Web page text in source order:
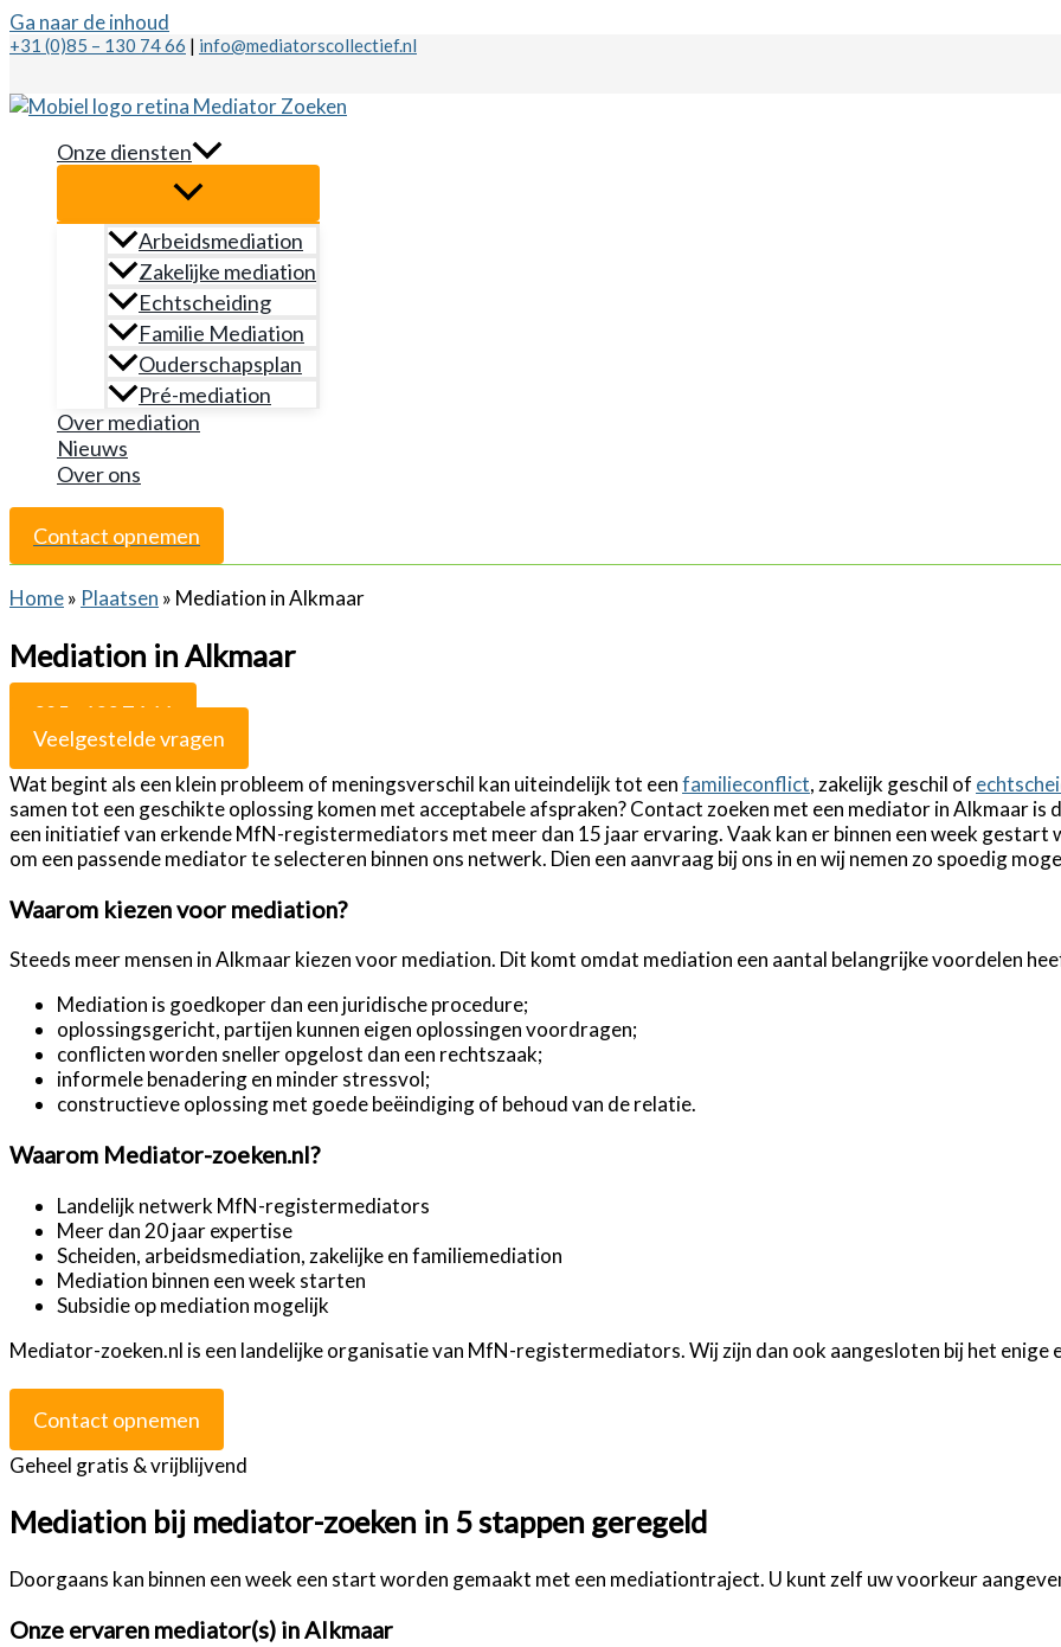
Ga naar de inhoud
+31 (0)85 – 130 74 66 | info@mediatorscollectief.nl
Onze diensten
Arbeidsmediation
Zakelijke mediation
Echtscheiding
Familie Mediation
Ouderschapsplan
Pré-mediation
Over mediation
Nieuws
Over ons
Contact opnemen
Home» Plaatsen » Mediation in Alkmaar
Mediation in Alkmaar
085 - 130 74 66
Veelgestelde vragen
Wat begint als een klein probleem of meningsverschil kan uiteindelijk tot eenfamilieconflict, zakelijk geschil of
samen tot een geschikte oplossing komen met acceptabele afspraken? Contact zoeken met een mediator in Alkmaar
een initiatief van erkende MfN-registermediators met meer dan 15 jaar ervaring. Vaak kan er binnen een week
om een passende mediator te selecteren binnen ons netwerk. Dien een aanvraag bij ons in en wij nemen zo spoedig
Waarom kiezen voor mediation?
Steeds meer mensen in Alkmaar kiezen voor mediation. Dit komt omdat mediation een aantal belangrijke voordelen
Mediation is goedkoper dan een juridische procedure;
oplossingsgericht, partijen kunnen eigen oplossingen voordragen;
conflicten worden sneller opgelost dan een rechtszaak;
informele benadering en minder stressvol;
constructieve oplossing met goede beëindiging of behoud van de relatie.
Waarom Mediator-zoeken.nl?
Landelijk netwerk MfN-registermediators
Meer dan 20 jaar expertise
Scheiden, arbeidsmediation, zakelijke en familiemediation
Mediation binnen een week starten
Subsidie op mediation mogelijk
Mediator-zoeken.nl is een landelijke organisatie van MfN-registermediators. Wij zijn dan ook aangesloten bij het
Contact opnemen
Geheel gratis & vrijblijvend
Mediation bij mediator-zoeken in 5 stappen geregeld
Doorgaans kan binnen een week een start worden gemaakt met een mediationtraject. U kunt zelf uw voorkeur
Onze ervaren mediator(s) in Alkmaar